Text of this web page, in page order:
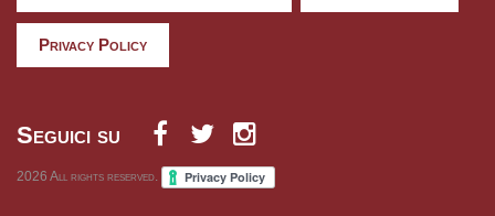
Privacy Policy
Seguici su
2026 All rights reserved.